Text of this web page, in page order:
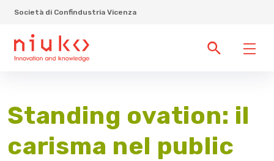
Società di Confindustria Vicenza
Standing ovation: il
carisma nel public